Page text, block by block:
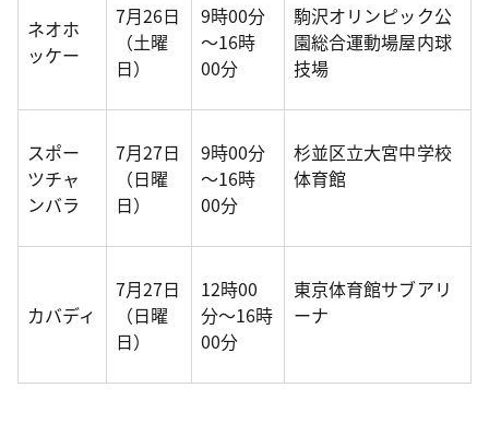
ネオホ
ッケー
7月26日
（土曜
日）
9時00分
～16時
00分
駒沢オリンピック公
園総合運動場屋内球
技場
スポー
ツチャ
ンバラ
7月27日
（日曜
日）
9時00分
～16時
00分
杉並区立大宮中学校
体育館
カバディ
7月27日
（日曜
日）
12時00
分～16時
00分
東京体育館サブアリ
ーナ